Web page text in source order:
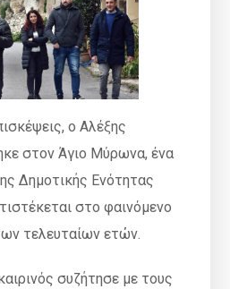
ο Αλέξης
στον Άγιο Μύρωνα, ένα
Δημοτικής Ενότητας
στο φαινόμενο
τελευταίων ετών.
συζήτησε με τους